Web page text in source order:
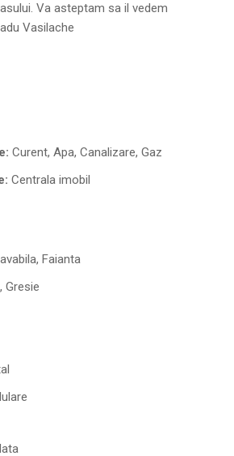
Va asteptam sa il vedem
Vasilache
Curent, Apa, Canalizare, Gaz
Centrala imobil
Faianta
Gresie